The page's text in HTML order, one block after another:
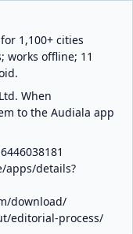
1,100+ cities
works offline; 11
When
to the Audiala app
apps/details?
download/
editorial-process/